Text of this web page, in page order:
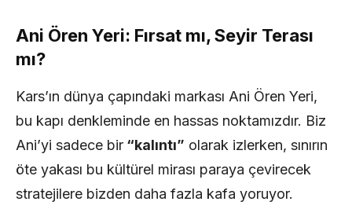
Ani Ören Yeri: Fırsat mı, Seyir Terası
mı?
Kars’ın dünya çapındaki markası Ani Ören Yeri,
bu kapı denkleminde en hassas noktamızdır. Biz
Ani’yi sadece bir “kalıntı” olarak izlerken, sınırın
öte yakası bu kültürel mirası paraya çevirecek
stratejilere bizden daha fazla kafa yoruyor.